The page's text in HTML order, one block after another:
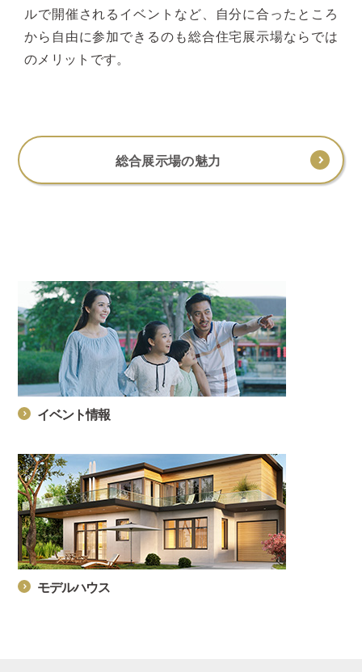
ルで開催されるイベントなど、自分に合ったところ
から自由に参加できるのも総合住宅展示場ならでは
のメリットです。
総合展示場の魅力
イベント情報
モデルハウス